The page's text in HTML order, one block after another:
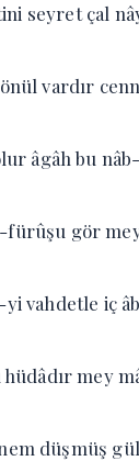
seyret çal
vardır
âgâh bu
fürûşu gör
vahdetle iç
hüdâdır mey
düşmüş